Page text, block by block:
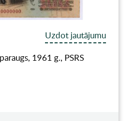
Uzdot jautājumu
1961 g., PSRS